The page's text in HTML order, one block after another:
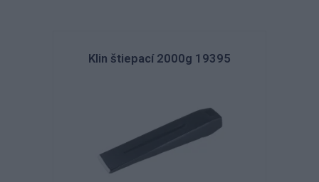
Klin štiepací 2000g 19395